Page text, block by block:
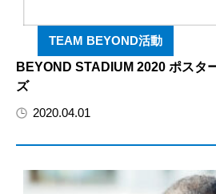
TEAM BEYOND活動
BEYOND STADIUM 2020 ポスタ
ズ
2020.04.01